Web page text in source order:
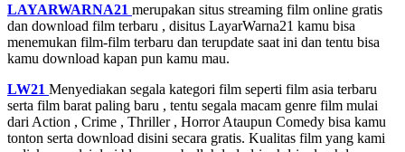
LAYARWARNA21 merupakan situs streaming film online gratis
dan download film terbaru , disitus LayarWarna21 kamu bisa
menemukan film-film terbaru dan terupdate saat ini dan tentu bisa
kamu download kapan pun kamu mau.
LW21 Menyediakan segala kategori film seperti film asia terbaru
serta film barat paling baru , tentu segala macam genre film mulai
dari Action , Crime , Thriller , Horror Ataupun Comedy bisa kamu
tonton serta download disini secara gratis. Kualitas film yang kami